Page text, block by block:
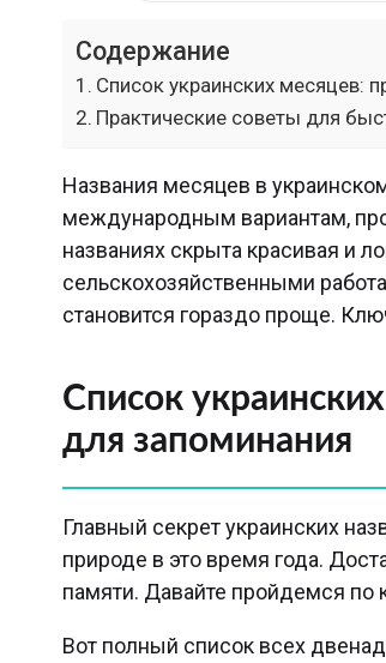
Содержание
Список украинских месяцев:
Практические советы для
Названия месяцев в
международным вариантам,
названиях скрыта красивая и
сельскохозяйственными
становится гораздо проще.
Список
для запоминания
Главный секрет украинских
природе в это время года.
памяти. Давайте пройдемся
Вот полный список всех